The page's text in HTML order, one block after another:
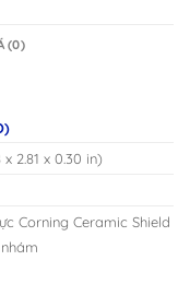
(0)
x 2.81 x 0.30 in)
Corning Ceramic Shield